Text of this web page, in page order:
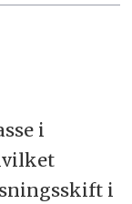
i
i